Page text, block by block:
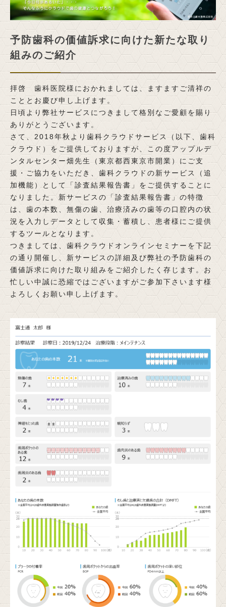
予防歯科の価値訴求に向けた新たな取り
組みのご紹介
拝啓 歯科医院様におかれましては、ますますご清祥の
こととお慶び申し上げます。
日頃より弊社サービスにつきまして格別なご愛顧を賜り
ありがとうございます。
さて、2018年秋より歯科クラウドサービス（以下、歯科
クラウド）をご提供しておりますが、この度アップルデ
ンタルセンター畑先生（東京都西東京市開業）にご支
援・ご協力をいただき、歯科クラウドの新サービス（追
加機能）として「診査結果報告書」をご提供することに
なりました。新サービスの「診査結果報告書」の特徴
は、歯の本数、無傷の歯、治療済みの歯等の口腔内の状
況を入力しデータとして収集・蓄積し、患者様にご提供
するツールとなります。
つきましては、歯科クラウドオンラインセミナーを下記
の通り開催し、新サービスの詳細及び弊社の予防歯科の
価値訴求に向けた取り組みをご紹介したく存じます。お
忙しい中誠に恐縮ではございますがご参加下さいます様
よろしくお願い申し上げます。